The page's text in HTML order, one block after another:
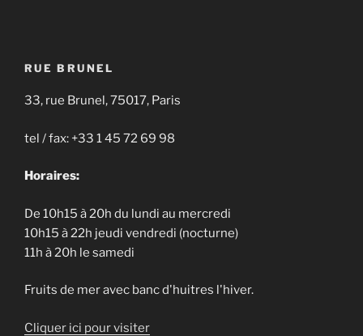
RUE BRUNEL
33, rue Brunel, 75017, Paris
tel / fax: +33 1 45 72 69 98
Horaires:
De 10h15 à 20h du lundi au mercredi
10h15 à 22h jeudi vendredi (nocturne)
11h à 20h le samedi
Fruits de mer avec banc d'huitres l'hiver.
Cliquer ici pour visiter